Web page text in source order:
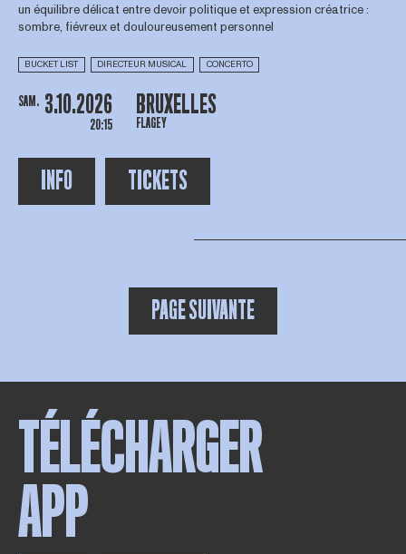
un équilibre délicat entre devoir politique et expression créatrice :
sombre, fiévreux et douloureusement personnel
BUCKET LIST DIRECTEUR MUSICAL CONCERTO
SAM. 3.10.2026
20:15
BRUXELLES
FLAGEY
INFO TICKETS
PAGE SUIVANTE
TÉLÉCHARGER
APP